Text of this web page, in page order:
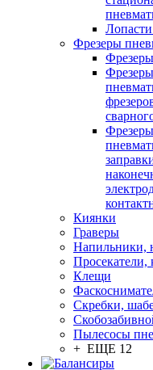
Фрезеры
Фрезеры
Фрезеры
Киянки
Граверы
Напильники,
Просекатели,
Клещи
Скребки,
Пылесосы
+ ЕЩЕ 12